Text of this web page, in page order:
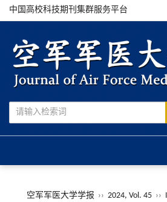
中国高校科技期刊集群服务平台
空军军医大学学报 ›› 2024, Vol. 45 ››